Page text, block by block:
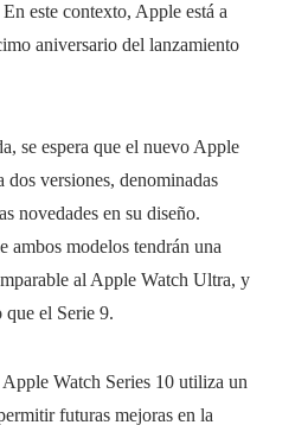
este contexto, Apple está a
aniversario del lanzamiento
se espera que el nuevo Apple
versiones, denominadas
novedades en su diseño.
ambos modelos tendrán una
al Apple Watch Ultra, y
que el Serie 9.
Apple Watch Series 10 utiliza un
futuras mejoras en la